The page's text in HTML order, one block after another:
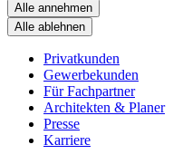
Alle annehmen
Alle ablehnen
Privatkunden
Gewerbekunden
Für Fachpartner
Architekten & Planer
Presse
Karriere